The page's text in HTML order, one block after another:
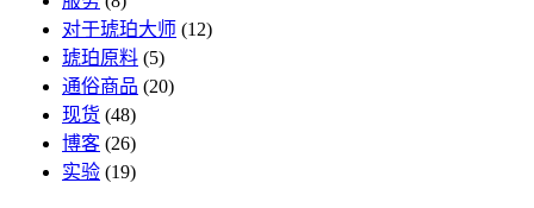
对于琥珀大师 (12)
琥珀原料 (5)
通俗商品 (20)
现货 (48)
博客 (26)
实验 (19)